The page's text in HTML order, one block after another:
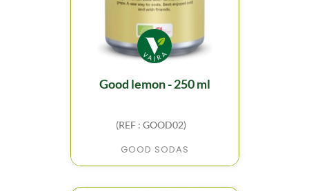
good lemon - 250 ml
(REF : GOOD02)
GOOD SODAS